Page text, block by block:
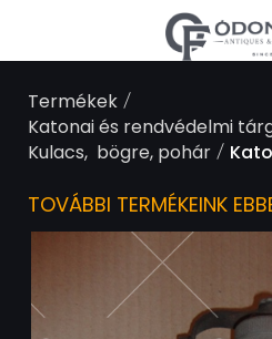
Termékek/
Katonai és rendvédelmi
Kulacs, bögre, pohár/
TOVÁBBI TERMÉKEINK